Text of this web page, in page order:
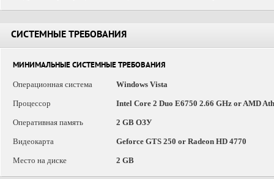
СИСТЕМНЫЕ ТРЕБОВАНИЯ
МИНИМАЛЬНЫЕ СИСТЕМНЫЕ ТРЕБОВАНИЯ
Операционная система
Windows Vista
Процессор Intel Core 2 Duo E6750 2.66 GHz or AMD
Оперативная память 2 GB ОЗУ
Видеокарта Geforce GTS 250 or Radeon HD 4770
Место на диске 2 GB